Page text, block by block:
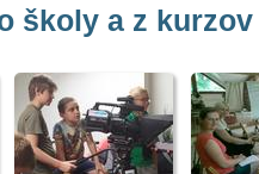
školy a z kurzov